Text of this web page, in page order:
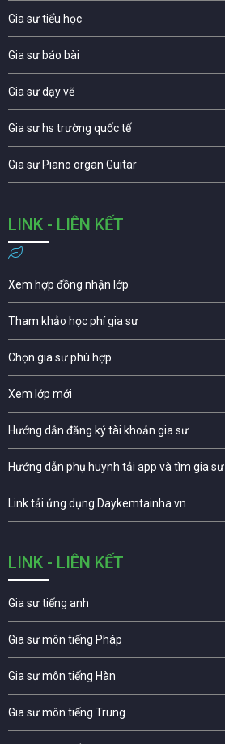
Gia sư tiểu học
Gia sư báo bài
Gia sư dạy vẽ
Gia sư hs trường quốc tế
Gia sư Piano organ Guitar
LINK - LIÊN KẾT
Xem hợp đồng nhận lớp
Tham khảo học phí gia sư
Chọn gia sư phù hợp
Xem lớp mới
Hướng dẫn đăng ký tài khoản gia sư
Hướng dẫn phụ huynh tải app và tìm gia sư
Link tải ứng dụng Daykemtainha.vn
LINK - LIÊN KẾT
Gia sư tiếng anh
Gia sư môn tiếng Pháp
Gia sư môn tiếng Hàn
Gia sư môn tiếng Trung